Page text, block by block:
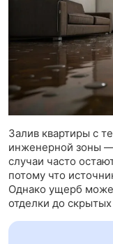
Залив квартиры с
инженерной зоны —
случаи часто
потому что
Однако ущерб
отделки до